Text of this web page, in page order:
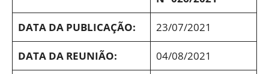
DATA DA PUBLICAÇÃO: 23/07/2021
DATA DA REUNIÃO: 04/08/2021